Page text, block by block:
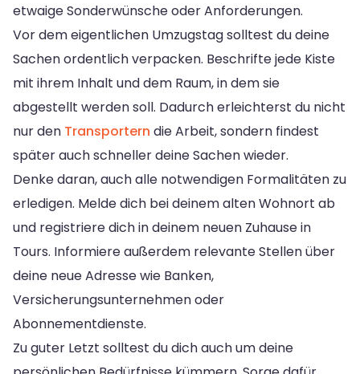
etwaige Sonderwünsche oder Anforderungen.
Vor dem eigentlichen Umzugstag solltest du deine
Sachen ordentlich verpacken. Beschrifte jede Kiste
mit ihrem Inhalt und dem Raum, in dem sie
abgestellt werden soll. Dadurch erleichterst du nicht
nur den Transportern die Arbeit, sondern findest
später auch schneller deine Sachen wieder.
Denke daran, auch alle notwendigen Formalitäten zu
erledigen. Melde dich bei deinem alten Wohnort ab
und registriere dich in deinem neuen Zuhause in
Tours. Informiere außerdem relevante Stellen über
deine neue Adresse wie Banken,
Versicherungsunternehmen oder
Abonnementdienste.
Zu guter Letzt solltest du dich auch um deine